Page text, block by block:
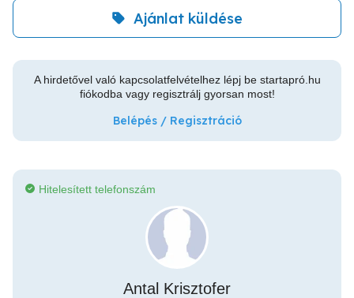
Ajánlat küldése
A hirdetővel való kapcsolatfelvételhez lépj be startapró.hu
fiókodba vagy regisztrálj gyorsan most!
Belépés / Regisztráció
Hitelesített telefonszám
Antal Krisztofer